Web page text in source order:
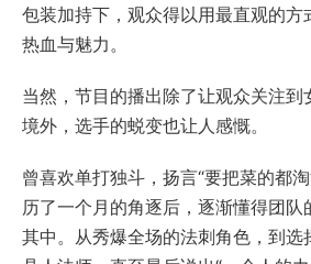
包装加持下，观众得以用最直观的方
热血与魅力。
当然，节目的播出除了让观众关注到
境外，选手的蜕变也让人感慨。
曾喜欢单打独斗，扬言“要把菜的都
历了一个月的角逐后，逐渐懂得团队
其中。从秀爆全场的法刺角色，到选